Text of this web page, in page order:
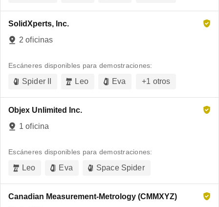
SolidXperts, Inc.
2 oficinas
Escáneres disponibles para demostraciones:
Spider II Leo Eva +1 otros
Objex Unlimited Inc.
1 oficina
Escáneres disponibles para demostraciones:
Leo Eva Space Spider
Canadian Measurement-Metrology (CMMXYZ)